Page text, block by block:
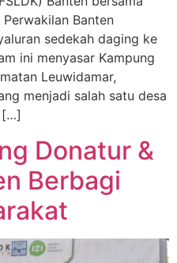
Banten
sedekah daging ke
ini menyasar Kampung
Leuwidamar,
menjadi salah satu desa
[…]
Donatur &
Berbagi